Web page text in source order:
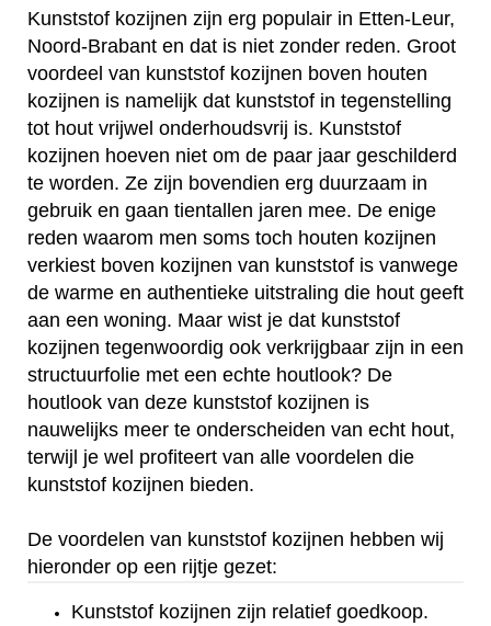
Kunststof kozijnen zijn erg populair in Etten-Leur,
Noord-Brabant en dat is niet zonder reden. Groot
voordeel van kunststof kozijnen boven houten
kozijnen is namelijk dat kunststof in tegenstelling
tot hout vrijwel onderhoudsvrij is. Kunststof
kozijnen hoeven niet om de paar jaar geschilderd
te worden. Ze zijn bovendien erg duurzaam in
gebruik en gaan tientallen jaren mee. De enige
reden waarom men soms toch houten kozijnen
verkiest boven kozijnen van kunststof is vanwege
de warme en authentieke uitstraling die hout geeft
aan een woning. Maar wist je dat kunststof
kozijnen tegenwoordig ook verkrijgbaar zijn in een
structuurfolie met een echte houtlook? De
houtlook van deze kunststof kozijnen is
nauwelijks meer te onderscheiden van echt hout,
terwijl je wel profiteert van alle voordelen die
kunststof kozijnen bieden.
De voordelen van kunststof kozijnen hebben wij
hieronder op een rijtje gezet:
Kunststof kozijnen zijn relatief goedkoop.